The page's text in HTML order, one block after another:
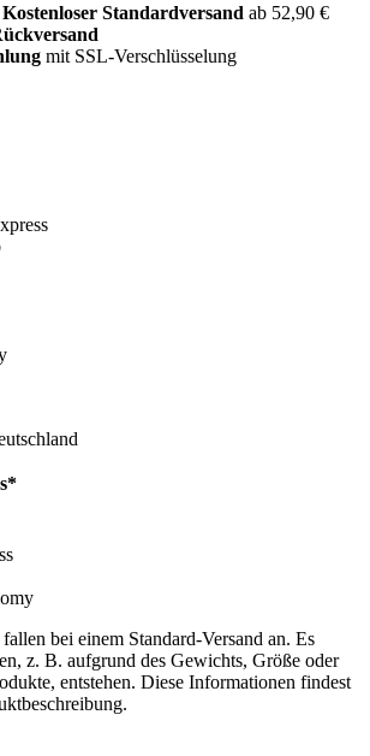
Standardversand ab 52,90 €
mit SSL-Verschlüsselung
bei einem Standard-Versand an. Es
z. B. aufgrund des Gewichts, Größe oder
entstehen. Diese Informationen findest